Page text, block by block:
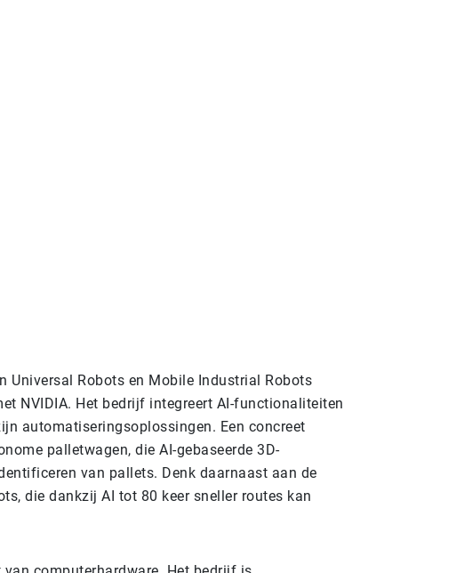
Universal Robots en Mobile Industrial Robots
NVIDIA. Het bedrijf integreert AI-functionaliteiten
automatiseringsoplossingen. Een concreet
palletwagen, die AI-gebaseerde 3D-
van pallets. Denk daarnaast aan de
die dankzij AI tot 80 keer sneller routes kan